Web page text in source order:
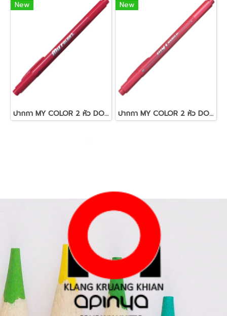
New
ปากกา MY COLOR 2 หัว DONG-A NO MC2.72 สีชมพูอมแดง
New
ปากกา MY COLOR 2 หัว DONG-A NO MC2.62 สีชมพู